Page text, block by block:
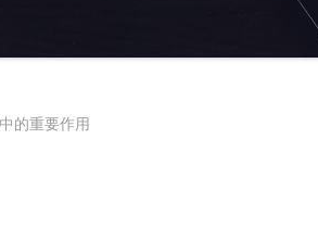
的重要作用